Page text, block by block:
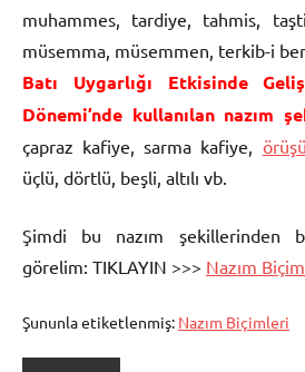
muhammes, tardiye, tahmis,
müsemma, müsemmen, terkib-i
Batı Uygarlığı Etkisinde
Dönemi’nde kullanılan nazım
çapraz kafiye, sarma kafiye,
üçlü, dörtlü, beşli, altılı vb.
Şimdi bu nazım şekillerinden
görelim: TIKLAYIN >>> Nazım
Şununla etiketlenmiş: Nazım Biçimleri